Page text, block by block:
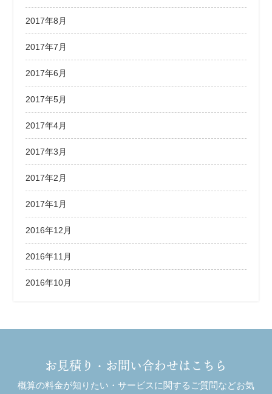
2017年8月
2017年7月
2017年6月
2017年5月
2017年4月
2017年3月
2017年2月
2017年1月
2016年12月
2016年11月
2016年10月
お見積り・お問い合わせはこちら
概算の料金が知りたい・サービスに関するご質問などお気